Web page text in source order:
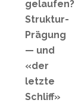
gelaufen?
Struktur-
Prägung
— und
«der
letzte
Schliff»